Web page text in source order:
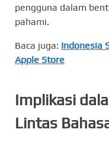
pengguna dalam
pahami.
Baca juga: Indonesia
Apple Store
Implikasi
Lintas